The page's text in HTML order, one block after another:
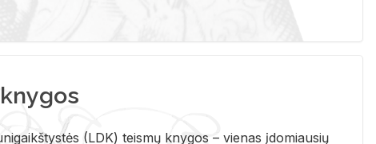
(LDK) teis­mų kny­gos – vie­nas įdo­miau­sių